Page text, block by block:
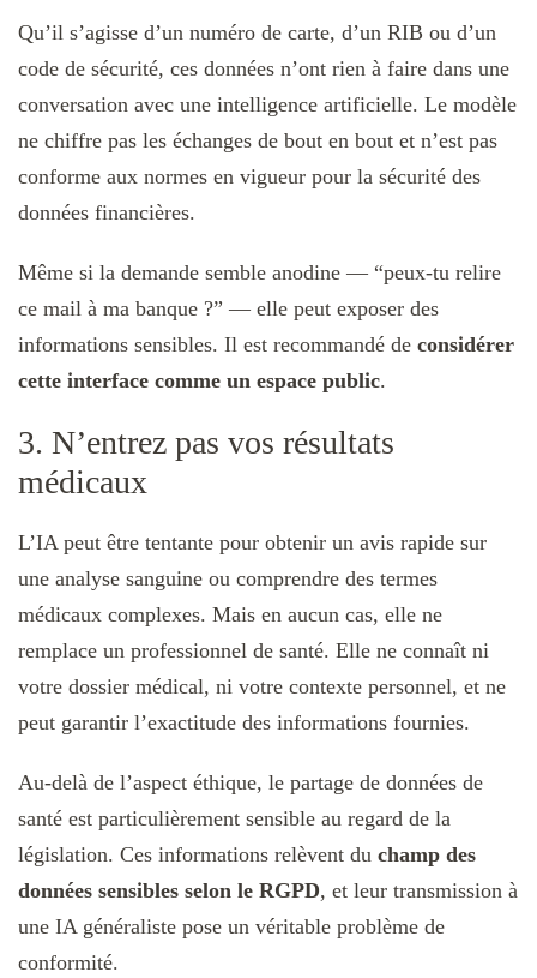
Qu’il s’agisse d’un numéro de carte, d’un RIB ou d’un
code de sécurité, ces données n’ont rien à faire dans une
conversation avec une intelligence artificielle. Le modèle
ne chiffre pas les échanges de bout en bout et n’est pas
conforme aux normes en vigueur pour la sécurité des
données financières.
Même si la demande semble anodine — “peux-tu relire
ce mail à ma banque ?” — elle peut exposer des
informations sensibles. Il est recommandé de considérer
cette interface comme un espace public.
3. N’entrez pas vos résultats
médicaux
L’IA peut être tentante pour obtenir un avis rapide sur
une analyse sanguine ou comprendre des termes
médicaux complexes. Mais en aucun cas, elle ne
remplace un professionnel de santé. Elle ne connaît ni
votre dossier médical, ni votre contexte personnel, et ne
peut garantir l’exactitude des informations fournies.
Au-delà de l’aspect éthique, le partage de données de
santé est particulièrement sensible au regard de la
législation. Ces informations relèvent du champ des
données sensibles selon le RGPD, et leur transmission à
une IA généraliste pose un véritable problème de
conformité.